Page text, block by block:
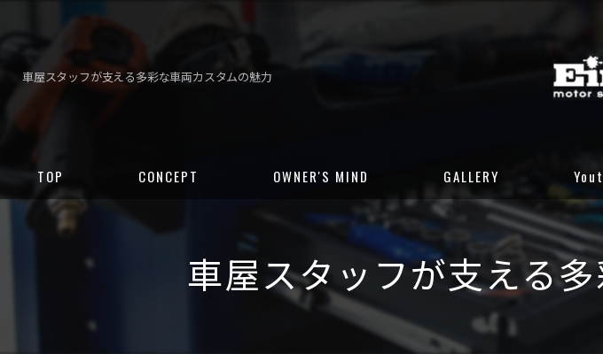
車屋スタッフが支える多彩な車両カスタムの魅力
TOP CONCEPT OWNER'S MIND GALLERY
CUSTOM GALLERY
STOCK CARS
DELIVERED CARS
車屋スタッフが支える